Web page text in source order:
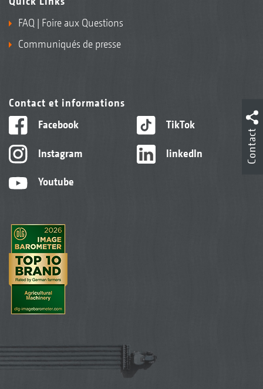
FAQ | Foire aux Questions
Communiqués de presse
Contact et informations
Facebook
Instagram
Youtube
TikTok
linkedIn Contact